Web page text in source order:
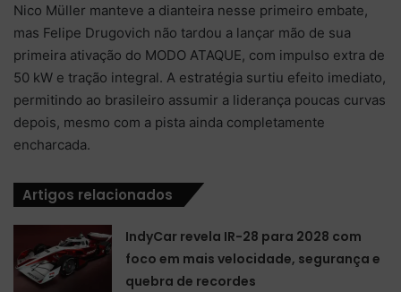
Nico Müller manteve a dianteira nesse primeiro embate,
mas Felipe Drugovich não tardou a lançar mão de sua
primeira ativação do MODO ATAQUE, com impulso extra de
50 kW e tração integral. A estratégia surtiu efeito imediato,
permitindo ao brasileiro assumir a liderança poucas curvas
depois, mesmo com a pista ainda completamente
encharcada.
Artigos relacionados
IndyCar revela IR-28 para 2028 com
foco em mais velocidade, segurança e
quebra de recordes